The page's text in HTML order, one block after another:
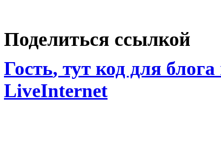
Поделиться ссылкой
Гость, тут код для
LiveInternet